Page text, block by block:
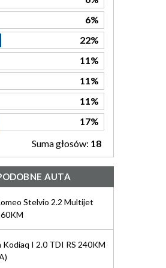
6%
22%
11%
11%
11%
17%
Suma głosów: 18
AUTA
Stelvio 2.2 Multijet
Kodiaq I 2.0 TDI RS 240KM